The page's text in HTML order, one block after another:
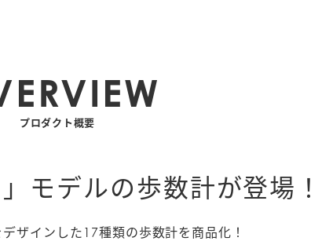
プロダクト概要
モデルの歩数計が登場！
ザインした17種類の歩数計を商品化！